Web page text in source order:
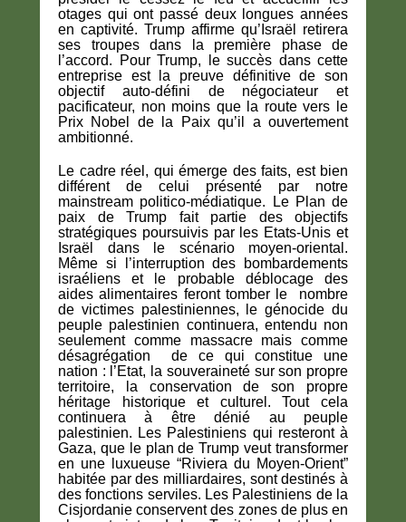
otages qui ont passé deux longues années
en captivité. Trump affirme qu’Israël retirera
ses troupes dans la première phase de
l’accord. Pour Trump, le succès dans cette
entreprise est la preuve définitive de son
objectif auto-défini de négociateur et
pacificateur, non moins que la route vers le
Prix Nobel de la Paix qu’il a ouvertement
ambitionné.
Le cadre réel, qui émerge des faits, est bien
différent de celui présenté par notre
mainstream politico-médiatique. Le Plan de
paix de Trump fait partie des objectifs
stratégiques poursuivis par les Etats-Unis et
Israël dans le scénario moyen-oriental.
Même si l’interruption des bombardements
israéliens et le probable déblocage des
aides alimentaires feront tomber le nombre
de victimes palestiniennes, le génocide du
peuple palestinien continuera, entendu non
seulement comme massacre mais comme
désagrégation de ce qui constitue une
nation : l’Etat, la souveraineté sur son propre
territoire, la conservation de son propre
héritage historique et culturel. Tout cela
continuera à être dénié au peuple
palestinien. Les Palestiniens qui resteront à
Gaza, que le plan de Trump veut transformer
en une luxueuse “Riviera du Moyen-Orient”
habitée par des milliardaires, sont destinés à
des fonctions serviles. Les Palestiniens de la
Cisjordanie conservent des zones de plus en